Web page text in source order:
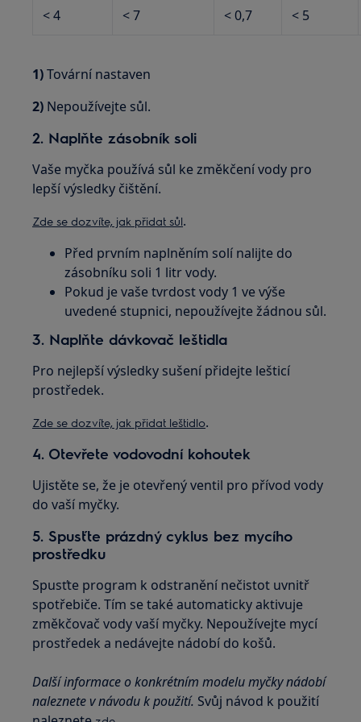
< 4 < 7 < 0,7 < 5
1)Tovární nastaven
2) Nepoužívejte sůl.
2. Naplňte zásobník soli
Vaše myčka používá sůl ke změkčení vody pro
lepší výsledky čištění.
Zde se dozvíte, jak přidat sůl.
Před prvním naplněním solí nalijte do
zásobníku soli 1 litr vody.
Pokud je vaše tvrdost vody 1 ve výše
uvedené stupnici, nepoužívejte žádnou sůl.
3. Naplňte dávkovač leštidla
Pro nejlepší výsledky sušení přidejte lešticí
prostředek.
Zde se dozvíte, jak přidat leštidlo.
4. Otevřete vodovodní kohoutek
Ujistěte se, že je otevřený ventil pro přívod vody
do vaší myčky.
5. Spusťte prázdný cyklus bez mycího
prostředku
Spusťte program k odstranění nečistot uvnitř
spotřebiče. Tím se také automaticky aktivuje
změkčovač vody vaší myčky. Nepoužívejte mycí
prostředek a nedávejte nádobí do košů.
Další informace o konkrétním modelu myčky nádobí
naleznete v návodu k použití. Svůj návod k použití